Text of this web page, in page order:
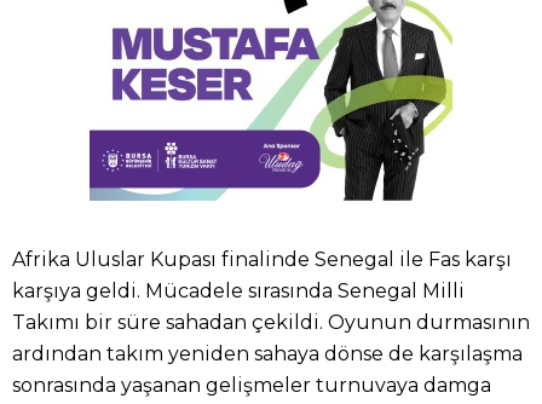
Afrika Uluslar Kupası finalinde Senegal ile Fas karşı
karşıya geldi. Mücadele sırasında Senegal Milli
Takımı bir süre sahadan çekildi. Oyunun durmasının
ardından takım yeniden sahaya dönse de karşılaşma
sonrasında yaşanan gelişmeler turnuvaya damga